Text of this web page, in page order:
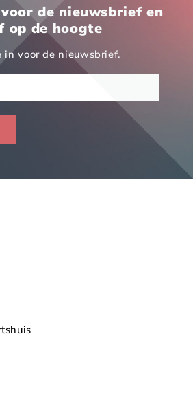
de nieuwsbrief en
op de hoogte
in voor de nieuwsbrief.